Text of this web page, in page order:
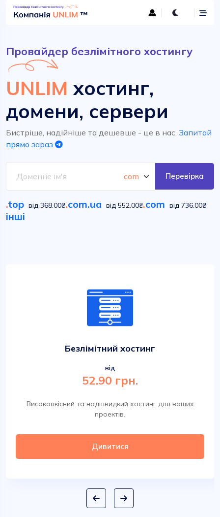
Провайдер безлімітного хостингу
UNLIM хостинг,
домени, сервери
Бистріше, надійніше та дешевше - це в нас. Запитай
прямо зараз
Перевірка
.top від 368.00₴.com.ua від 552.00₴.com від 736.00₴
інші
Безлімітний хостинг
від
52.90 грн.
Високоякісний та надшвидкий хостинг для ваших
проектів.
Дивитися